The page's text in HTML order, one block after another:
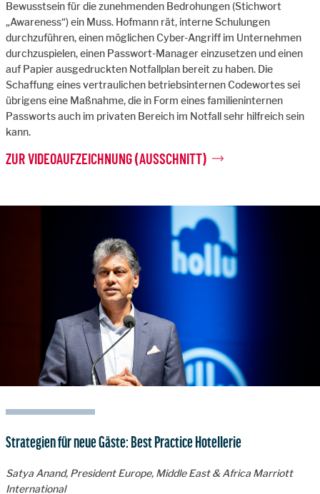
Bewusstsein für die zunehmenden Bedrohungen (Stichwort
„Awareness“) ein Muss. Hofmann rät, interne Schulungen
durchzuführen, einen möglichen Cyber-Angriff im Unternehmen
durchzuspielen, einen Passwort-Manager einzusetzen und einen
auf Papier ausgedruckten Notfallplan bereit zu haben. Die
Schaffung eines vertraulichen betriebsinternen Codewortes sei
übrigens eine Maßnahme, die in Form eines familieninternen
Passworts auch im privaten Bereich im Notfall sehr hilfreich sein
kann.
ZUR VIDEOAUFZEICHNUNG (AUSSCHNITT)
Strategien für neue Gäste: Best Practice Hotellerie
Satya Anand, President Europe, Middle East & Africa Marriott
International